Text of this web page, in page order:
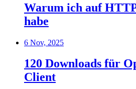
Warum ich auf
habe
6 Nov, 2025
120 Downloads für
Client